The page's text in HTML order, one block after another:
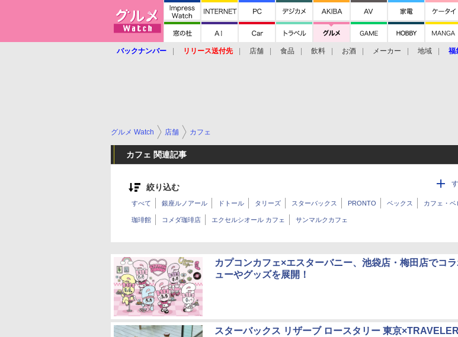
バックナンバー リリース送付先 店舗 食品 飲料 お酒 メーカー 地域 福
グルメ Watch 店舗 カフェ
カフェ 関連記事
絞り込む
すべて 銀座ルノアール ドトール タリーズ スターバックス PRONTO ベックス カフェ・ベ
珈琲館 コメダ珈琲店 エクセルシオール カフェ サンマルクカフェ
カプコンカフェ×エスターバニー、池袋店・梅田店でコ
ューやグッズを展開！
スターバックス リザーブ ロースタリー 東京